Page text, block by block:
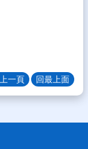
一頁 回最上面